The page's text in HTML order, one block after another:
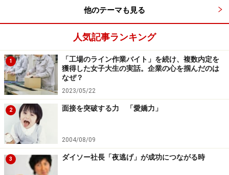
他のテーマも見る
人気記事ランキング
1
「工場のライン作業バイト」を続け、複数内定を
獲得した女子大生の実話。企業の心を掴んだのは
なぜ？
2023/05/22
2 面接を突破する力 「愛嬌力」
2004/08/09
3 ダイソー社長「夜逃げ」が成功につながる時